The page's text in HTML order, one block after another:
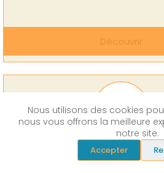
Nous utilisons des cookies
nous vous offrons la meilleure
notre site.
Accepter
Découvrir